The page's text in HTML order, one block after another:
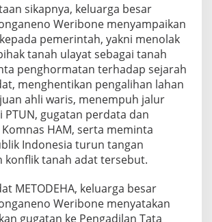
sikapnya, keluarga besar
Weribone menyampaikan
pemerintah, yakni menolak
tanah ulayat sebagai tanah
penghormatan terhadap sejarah
menghentikan pengalihan lahan
ahli waris, menempuh jalur
PTUN, gugatan perdata dan
HAM, serta meminta
Indonesia turun tangan
konflik tanah adat tersebut.
METODEHA, keluarga besar
Weribone menyatakan
gugatan ke Pengadilan Tata